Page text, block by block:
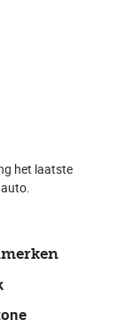
het laatste